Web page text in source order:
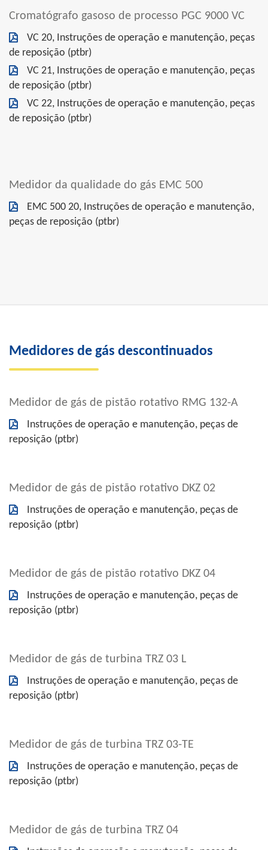
Cromatógrafo gasoso de processo PGC 9000 VC
VC 20, Instruções de operação e manutenção, peças
de reposição (ptbr)
VC 21, Instruções de operação e manutenção, peças
de reposição (ptbr)
VC 22, Instruções de operação e manutenção, peças
de reposição (ptbr)
Medidor da qualidade do gás EMC 500
EMC 500 20, Instruções de operação e manutenção,
peças de reposição (ptbr)
Medidores de gás descontinuados
Medidor de gás de pistão rotativo RMG 132-A
Instruções de operação e manutenção, peças de
reposição (ptbr)
Medidor de gás de pistão rotativo DKZ 02
Instruções de operação e manutenção, peças de
reposição (ptbr)
Medidor de gás de pistão rotativo DKZ 04
Instruções de operação e manutenção, peças de
reposição (ptbr)
Medidor de gás de turbina TRZ 03 L
Instruções de operação e manutenção, peças de
reposição (ptbr)
Medidor de gás de turbina TRZ 03-TE
Instruções de operação e manutenção, peças de
reposição (ptbr)
Medidor de gás de turbina TRZ 04